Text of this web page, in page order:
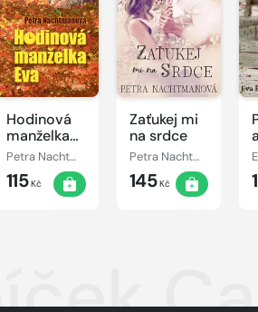
Hodinová
manželka
Eva
Petra Nachtmanová
115Kč
Zaťukej mi
na srdce
Petra Nachtmanová
145Kč